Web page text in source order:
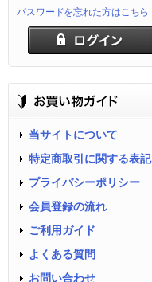
パスワードを忘れた方はこちら
当サイトについて
特定商取引に関する表記
プライバシーポリシー
会員登録の流れ
ご利用ガイド
よくある質問
お問い合わせ